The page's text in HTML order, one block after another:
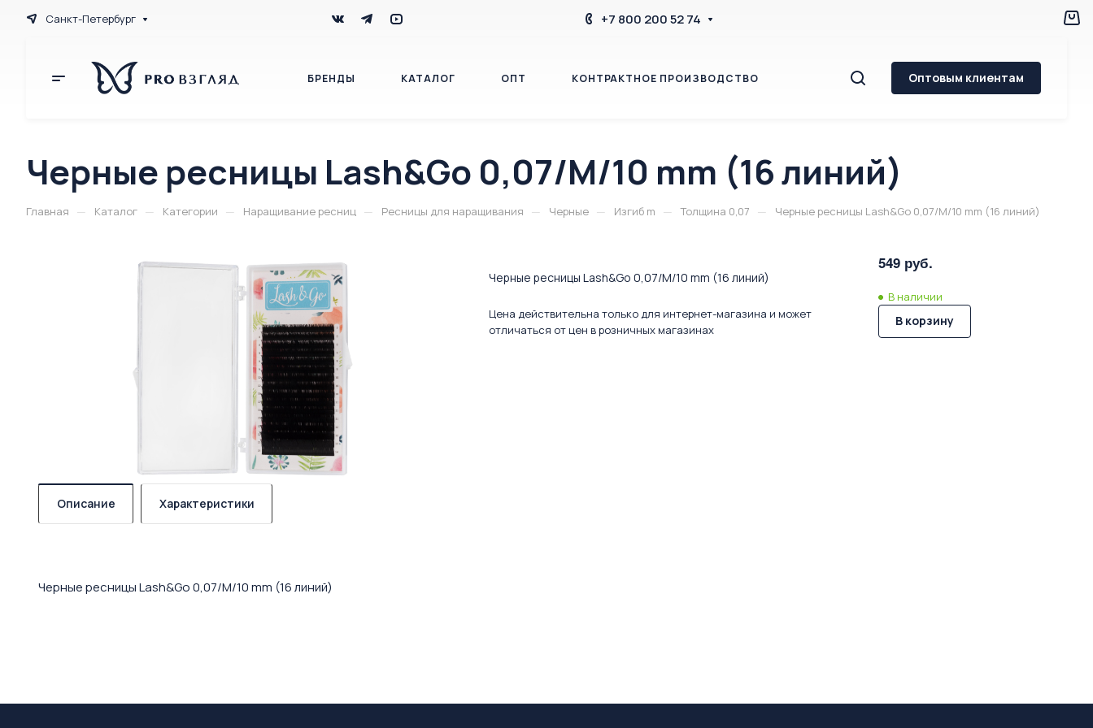
Санкт-Петербург +7 800 200 52 74
БРЕНДЫ КАТАЛОГ ОПТ КОНТРАКТНОЕ ПРОИЗВОДСТВО
БЛОГ КОНТАКТЫ
Оптовым клиентам
Черные ресницы Lash&Go 0,07/M/10 mm (16 линий)
Главная — Каталог — Категории — Наращивание ресниц — Ресницы для наращивания — Черные — Изгиб m — Толщина 0,07 — Черные ресницы Lash&Go 0,07/M/10 mm (16 линий)
Черные ресницы Lash&Go 0,07/M/10 mm (16 линий)
Цена действительна только для интернет-магазина и может
отличаться от цен в розничных магазинах
549 руб.
В наличии
В корзину
Описание Характеристики
Черные ресницы Lash&Go 0,07/M/10 mm (16 линий)